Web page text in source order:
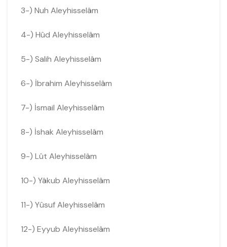
3-) Nuh Aleyhisselâm
4-) Hûd Aleyhisselâm
5-) Salih Aleyhisselâm
6-) İbrahim Aleyhisselâm
7-) İsmail Aleyhisselâm
8-) İshak Aleyhisselâm
9-) Lût Aleyhisselâm
10-) Yâkub Aleyhisselâm
11-) Yûsuf Aleyhisselâm
12-) Eyyub Aleyhisselâm